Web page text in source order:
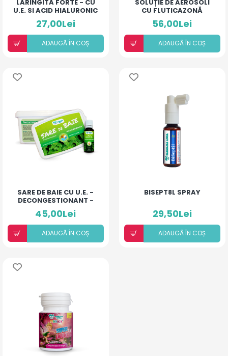
LARINGITĂ FORTE - CU
U.E. SI ACID HIALURONIC
(LĂMÂIE)
27,00Lei
ADAUGÃ ÎN COȘ
SOLUȚIE DE AEROSOLI
CU FLUTICAZONĂ
(20ML)
56,00Lei
ADAUGÃ ÎN COȘ
SARE DE BAIE CU U.E. -
DECONGESTIONANT -
500MG
45,00Lei
ADAUGÃ ÎN COȘ
BISEPT8L SPRAY
29,50Lei
ADAUGÃ ÎN COȘ